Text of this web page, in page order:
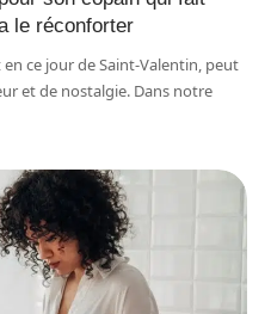
le réconforter
ce jour de Saint-Valentin, peut
et de nostalgie. Dans notre